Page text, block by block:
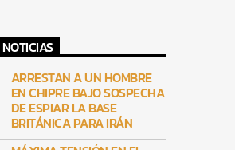
ARRESTAN A UN HOMBRE
EN CHIPRE BAJO SOSPECHA
DE ESPIAR LA BASE
BRITÁNICA PARA IRÁN